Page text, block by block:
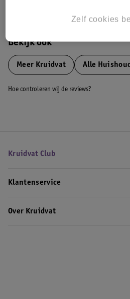
Bekijk ook
Meer Kruidvat Alle
Hoe controleren wij de reviews?
Kruidvat Club
Klantenservice
Over Kruidvat
Zelf cookies